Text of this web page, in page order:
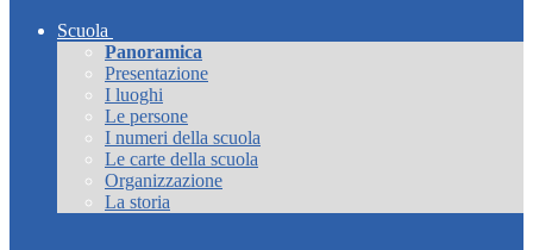
Scuola
Panoramica
Presentazione
I luoghi
Le persone
I numeri della scuola
Le carte della scuola
Organizzazione
La storia